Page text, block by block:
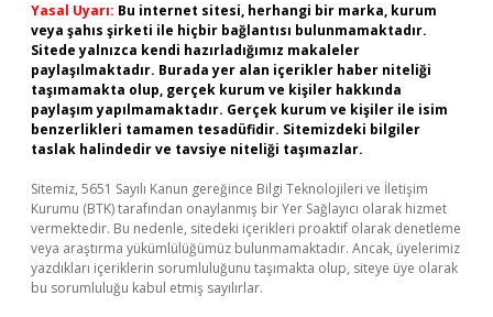
Yasal Uyarı: Bu internet sitesi, herhangi bir marka, kurum
veya şahıs şirketi ile hiçbir bağlantısı bulunmamaktadır.
Sitede yalnızca kendi hazırladığımız makaleler
paylaşılmaktadır. Burada yer alan içerikler haber niteliği
taşımamakta olup, gerçek kurum ve kişiler hakkında
paylaşım yapılmamaktadır. Gerçek kurum ve kişiler ile isim
benzerlikleri tamamen tesadüfidir. Sitemizdeki bilgiler
taslak halindedir ve tavsiye niteliği taşımazlar.
Sitemiz, 5651 Sayılı Kanun gereğince Bilgi Teknolojileri ve İletişim
Kurumu (BTK) tarafından onaylanmış bir Yer Sağlayıcı olarak hizmet
vermektedir. Bu nedenle, sitedeki içerikleri proaktif olarak denetleme
veya araştırma yükümlülüğümüz bulunmamaktadır. Ancak, üyelerimiz
yazdıkları içeriklerin sorumluluğunu taşımakta olup, siteye üye olarak
bu sorumluluğu kabul etmiş sayılırlar.